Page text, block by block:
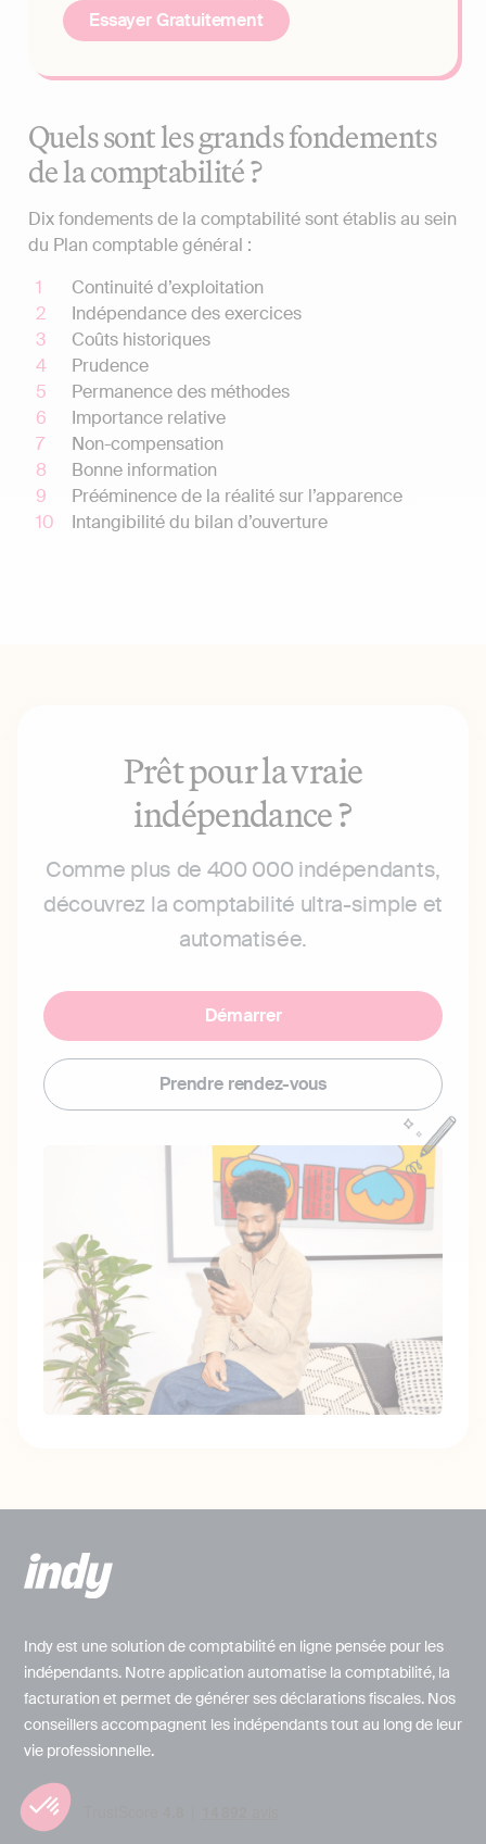
Essayer Gratuitement
Quels sont les grands fondements
de la comptabilité ?
Dix fondements de la comptabilité sont établis au sein
du Plan comptable général :
Continuité d’exploitation
Indépendance des exercices
Coûts historiques
Prudence
Permanence des méthodes
Importance relative
Non-compensation
Bonne information
Prééminence de la réalité sur l’apparence
Intangibilité du bilan d’ouverture
Prêt pour la vraie
indépendance ?
Comme plus de 400 000 indépendants,
découvrez la comptabilité ultra-simple et
automatisée.
Démarrer
Prendre rendez-vous
Indy est une solution de comptabilité en ligne pensée pour les
indépendants. Notre application automatise la comptabilité, la
facturation et permet de générer ses déclarations fiscales. Nos
conseillers accompagnent les indépendants tout au long de leur
vie professionnelle.